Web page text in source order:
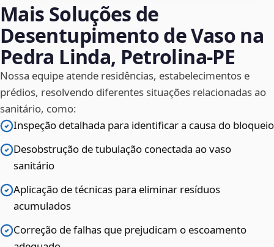
Mais Soluções de
Desentupimento de Vaso na
Pedra Linda, Petrolina‑PE
Nossa equipe atende residências, estabelecimentos e
prédios, resolvendo diferentes situações relacionadas ao
sanitário, como:
Inspeção detalhada para identificar a causa do bloqueio
Desobstrução de tubulação conectada ao vaso
sanitário
Aplicação de técnicas para eliminar resíduos
acumulados
Correção de falhas que prejudicam o escoamento